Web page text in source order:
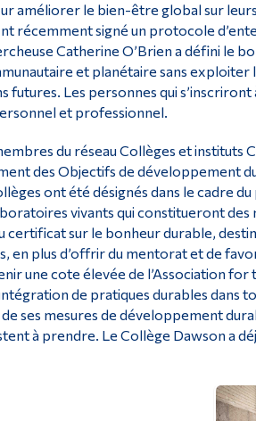
améliorer le bien-être global sur
récemment signé un protocole
Catherine O’Brien a défini le
et planétaire sans exploiter
Les personnes qui
et professionnel.
du réseau Collèges et instituts
des Objectifs de développement
ont été désignés dans le cadre
vivants qui constitueront des
sur le bonheur durable,
en plus d’offrir du mentorat et de
une cote élevée de l’Association
de pratiques durables dans
ses mesures de développement
à prendre. Le Collège Dawson a
Diplômé·es et visiteur·euses